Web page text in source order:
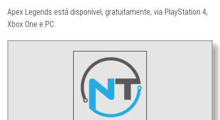
Apex Legends está disponível, gratuitamente, via PlayStation 4,
Xbox One e PC.